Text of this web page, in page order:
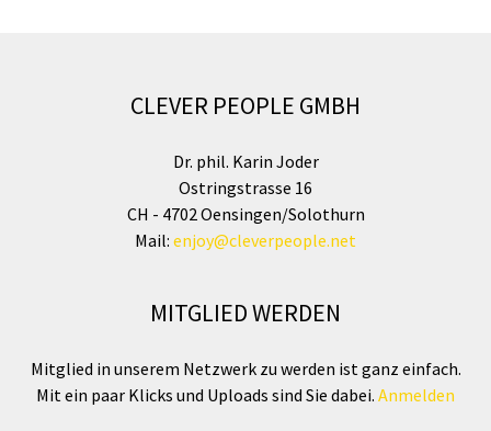
CLEVER PEOPLE GMBH
Dr. phil. Karin Joder
Ostringstrasse 16
CH - 4702 Oensingen/Solothurn
Mail: enjoy@cleverpeople.net
MITGLIED WERDEN
Mitglied in unserem Netzwerk zu werden ist ganz einfach.
Mit ein paar Klicks und Uploads sind Sie dabei. Anmelden